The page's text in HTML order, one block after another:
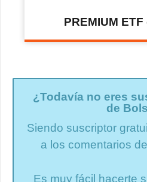
PREMIUM
¿Todavía no eres
de
Siendo suscriptor
a los comentarios
Es muy fácil hacerte